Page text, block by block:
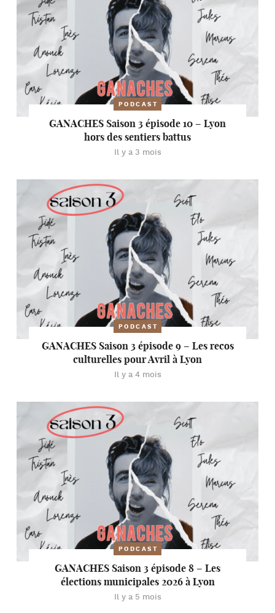
PODCAST
GANACHES Saison 3 épisode 10 – Lyon
hors des sentiers battus
Il y a 3 mois
PODCAST
GANACHES Saison 3 épisode 9 – Les recos
culturelles pour Avril à Lyon
Il y a 4 mois
PODCAST
GANACHES Saison 3 épisode 8 – Les
élections municipales 2026 à Lyon
Il y a 5 mois